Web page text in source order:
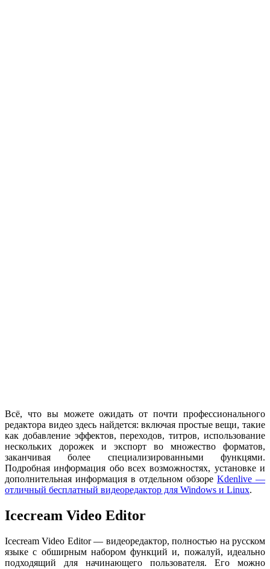
Всё, что вы можете ожидать от почти профессионального
редактора видео здесь найдется: включая простые вещи, такие
как добавление эффектов, переходов, титров, использование
нескольких дорожек и экспорт во множество форматов,
заканчивая более специализированными функцями.
Подробная информация обо всех возможностях, установке и
дополнительная информация в отдельном обзоре Kdenlive —
отличный бесплатный видеоредактор для Windows и Linux.
Icecream Video Editor
Icecream Video Editor — видеоредактор, полностью на русском
языке с обширным набором функций и, пожалуй, идеально
подходящий для начинающего пользователя. Его можно